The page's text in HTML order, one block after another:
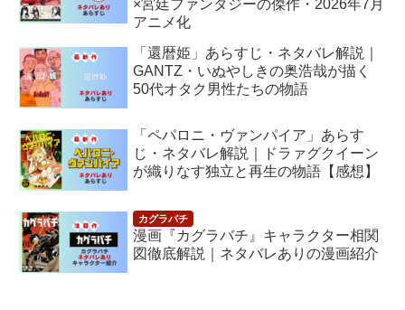
×宮廷ファンタジーの傑作・2026年7月
アニメ化
「還暦姫」あらすじ・ネタバレ解説｜
GANTZ・いぬやしきの奥浩哉が描く
50代オタク男性たちの物語
「ペパロニ・ヴァンパイア」あらす
じ・ネタバレ解説｜ドラァグクイーン
が織りなす独立と再生の物語【感想】
漫画『カグラバチ』キャラクター相関
図徹底解説｜ネタバレありの漫画紹介